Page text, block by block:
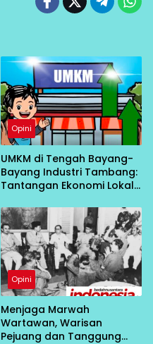
Opini
UMKM di Tengah Bayang-
Bayang Industri Tambang:
Tantangan Ekonomi Lokal
Opini
Menjaga Marwah
Wartawan, Warisan
Pejuang dan Tanggung